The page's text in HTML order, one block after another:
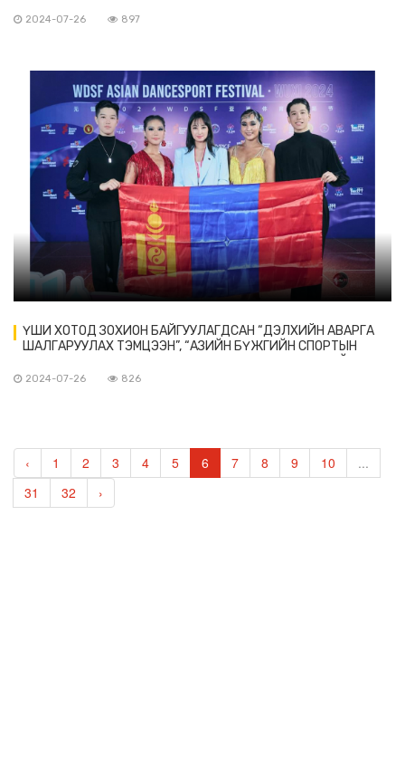
2024-07-26 897
ҮШИ ХОТОД ЗОХИОН БАЙГУУЛАГДСАН “ДЭЛХИЙН АВАРГА
ШАЛГАРУУЛАХ ТЭМЦЭЭН”, “АЗИЙН БҮЖГИЙН СПОРТЫН
ОРОЛЦОВ
2024-07-26 826
‹ 1 2 3 4 5 6 7 8 9 10
...
31
32 ›